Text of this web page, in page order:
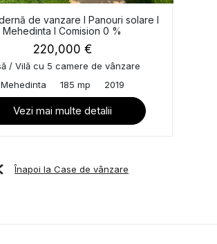
de vanzare I Panouri solare I
Mehedinta I Comision 0 %
220,000 €
/ Vilă cu 5 camere de vânzare
Mehedinta
185 mp 2019
Vezi mai multe detalii
Înapoi la Case de vânzare